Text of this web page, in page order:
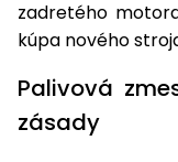
zadretého
kúpa nového
Palivová
zásady